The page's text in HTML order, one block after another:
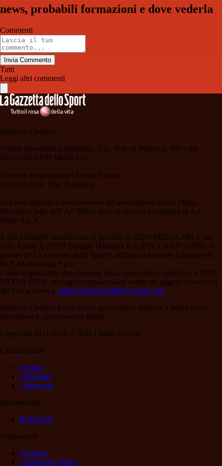
news, probabili formazioni e dove vederla
Commenti
Invia Commento
Tutti
Leggi altri commenti
Milanisti Channel
Testata giornalistica registrata - Aut. Trib. di Milano n. 6415 del
6/06/2024 DDD Media Srls
Direttore Responsabile: Marco Torretta
Vice Direttore: Max Bambara.
Sito non ufficiale e non connesso all' associazione calcio Milan.
Marchio e logo dell' AC Milan sono di esclusiva proprietà di A.C.
Milan S.p.A.
Il sito MilanistiChannel.com di titolarità di DDD MEDIA SRLS via
delle Risaie 3, 20079 Basiglio (Milano), C.F./P.IVA 10837110963, è
partner de La Gazzetta dello Sport e affiliato al network Gazzanet di
RCS Mediagroup S.p.a..
Unico responsabile dei contenuti (testi, foto, video e grafiche) è DDD
MEDIA SRLS; per ogni comunicazione avente ad oggetto i contenuti
del Sito scrivere a milanistichannel1899@gmail.com
Milanisti Channel è una testata giornalistica dedicata a Milan news,
formazioni e calciomercato Milan
Copyright 2021-2026 © Tutti i diritti riservati.
Calciomercato
Scenari
Ufficialità
Ultima ora
Informazioni
Redazione
Trasparenza
Archivio
Community Policy